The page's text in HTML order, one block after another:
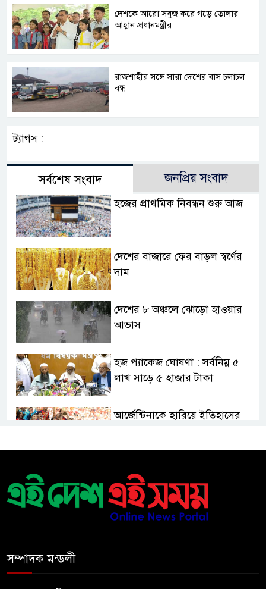
দেশকে আরো সবুজ করে গড়ে তোলার
আহ্বান প্রধানমন্ত্রীর
রাজশাহীর সঙ্গে সারা দেশের বাস চলাচল
বন্ধ
ট্যাগস :
সর্বশেষ সংবাদ জনপ্রিয় সংবাদ
হজের প্রাথমিক নিবন্ধন শুরু আজ
দেশের বাজারে ফের বাড়ল স্বর্ণের
দাম
দেশের ৮ অঞ্চলে ঝোড়ো হাওয়ার
আভাস
হজ প্যাকেজ ঘোষণা : সর্বনিম্ন ৫
লাখ সাড়ে ৫ হাজার টাকা
আর্জেন্টিনাকে হারিয়ে ইতিহাসের
রানার্সআপ হয়েও বীরের মর্যাদা,
আর্জেন্টিনায় সাধারণ ছুটি ঘোষণা
সম্পাদক মন্ডলী